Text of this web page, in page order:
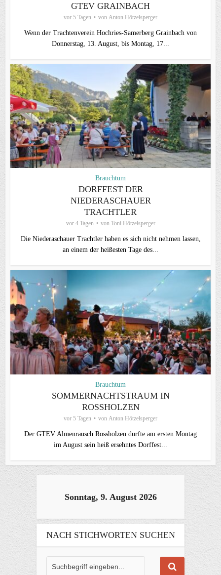
GTEV GRAINBACH
vor 5 Tagen von Anton Hötzelsperger
Wenn der Trachtenverein Hochries-Samerberg Grainbach von
Donnerstag, 13. August, bis Montag, 17...
Brauchtum
DORFFEST DER
NIEDERASCHAUER
TRACHTLER
vor 4 Tagen von Toni Hötzelsperger
Die Niederaschauer Trachtler haben es sich nicht nehmen lassen,
an einem der heißesten Tage des...
Brauchtum
SOMMERNACHTSTRAUM IN
ROSSHOLZEN
vor 5 Tagen von Anton Hötzelsperger
Der GTEV Almenrausch Rossholzen durfte am ersten Montag
im August sein heiß ersehntes Dorffest...
Sonntag, 9. August 2026
NACH STICHWORTEN SUCHEN